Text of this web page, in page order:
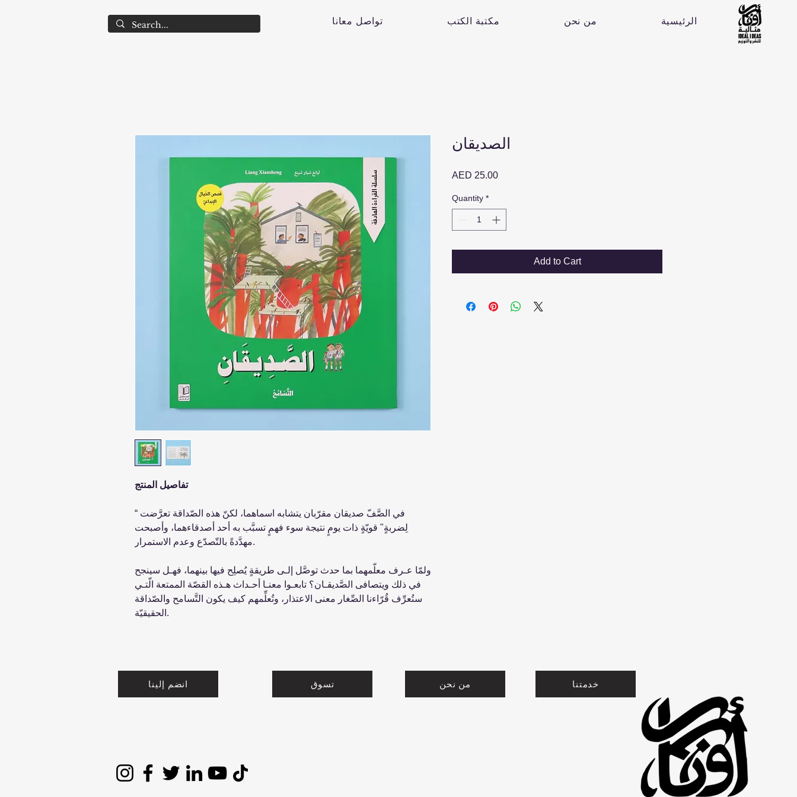
تواصل معانا مكتبة الكتب من نحن الرئيسية
تفاصيل المنتج
“ في الصَّفّ صديقان مقرّبان يتشابه اسماهما، لكنّ هذه الصّداقة تعرَّضت
لِضربةٍ" قويّةٍ ذات يومٍ نتيجة سوء فهمٍ تسبَّب به أحد أصدقاءهما، وأصبحت
مهدَّدةً بالتّصدّع وعدم الاستمرار.
ولمّا عـرف معلّمهما بما حدث توصَّل إلـى طريقةٍ يُصلِح فيها بينهما، فهـل سينجح
في ذلك ويتصافى الصَّديقـان؟ تابعـوا معنـا أحـداث هـذه القصّة الممتعة الّتـي
ستُعرِّف قُرّاءنا الصِّغار معنى الاعتذار، وتُعلِّمهم كيف يكون التَّسامح والصّداقة
الحقيقيّة.
الصديقان
AED 25.00Price
Quantity *
Add to Cart
انضم إلينا تسوق من نحن خدمتنا